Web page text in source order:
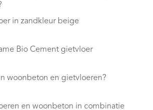
in zandkleur beige
Bio Cement gietvloer
woonbeton en gietvloeren?
en woonbeton in combinatie